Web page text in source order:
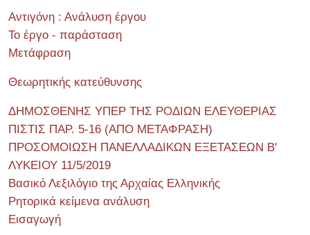
Αντιγόνη : Ανάλυση έργου
Το έργο - παράσταση
Μετάφραση
Θεωρητικής κατεύθυνσης
ΔΗΜΟΣΘΕΝΗΣ ΥΠΕΡ ΤΗΣ ΡΟΔΙΩΝ ΕΛΕΥΘΕΡΙΑΣ
ΠΙΣΤΙΣ ΠΑΡ. 5-16 (ΑΠΟ ΜΕΤΑΦΡΑΣΗ)
ΠΡΟΣΟΜΟΙΩΣΗ ΠΑΝΕΛΛΑΔΙΚΩΝ ΕΞΕΤΑΣΕΩΝ Β'
ΛΥΚΕΙΟΥ 11/5/2019
Βασικό Λεξιλόγιο της Αρχαίας Ελληνικής
Ρητορικά κείμενα ανάλυση
Εισαγωγή